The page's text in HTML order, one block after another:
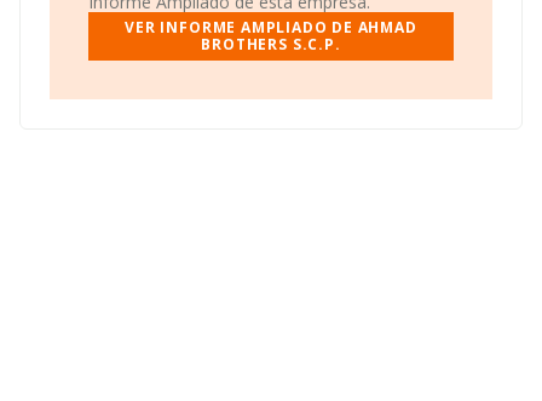
VER INFORME AMPLIADO DE AHMAD
BROTHERS S.C.P.